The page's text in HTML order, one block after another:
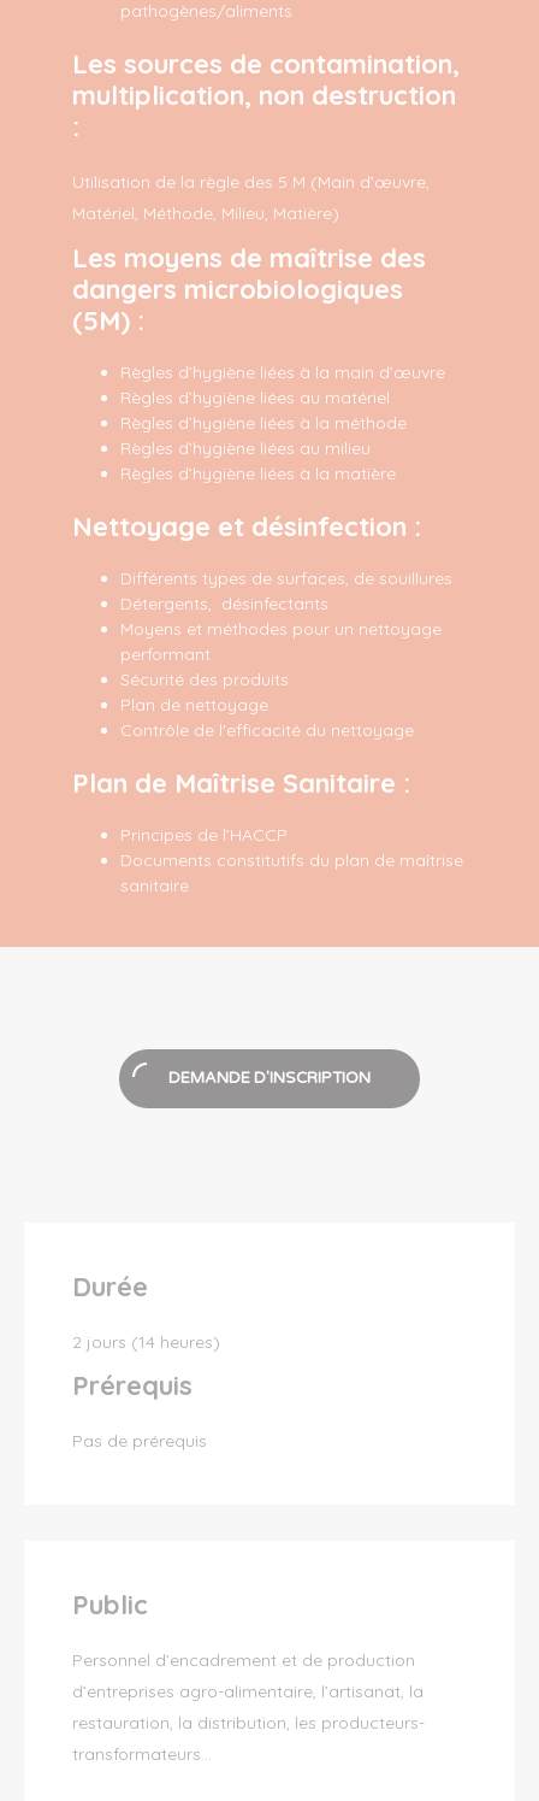
pathogènes/aliments
Les sources de contamination,
multiplication, non destruction
:
Utilisation de la règle des 5 M (Main d’œuvre,
Matériel, Méthode, Milieu, Matière)
Les moyens de maîtrise des
dangers microbiologiques
(5M) :
Règles d’hygiène liées à la main d’œuvre
Règles d’hygiène liées au matériel
Règles d’hygiène liées à la méthode
Règles d’hygiène liées au milieu
Règles d’hygiène liées à la matière
Nettoyage et désinfection :
Différents types de surfaces, de souillures
Détergents, désinfectants
Moyens et méthodes pour un nettoyage
performant
Sécurité des produits
Plan de nettoyage
Contrôle de l'efficacité du nettoyage
Plan de Maîtrise Sanitaire :
Principes de l’HACCP
Documents constitutifs du plan de maîtrise
sanitaire
DEMANDE D'INSCRIPTION
Durée
2 jours (14 heures)
Prérequis
Pas de prérequis
Public
Personnel d’encadrement et de production
d’entreprises agro-alimentaire, l’artisanat, la
restauration, la distribution, les producteurs-
transformateurs…